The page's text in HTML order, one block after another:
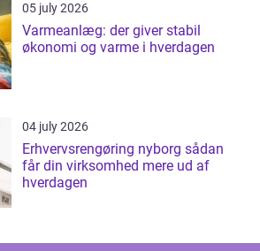
05 july 2026
Varmeanlæg: der giver stabil
økonomi og varme i hverdagen
04 july 2026
Erhvervsrengøring nyborg sådan
får din virksomhed mere ud af
hverdagen